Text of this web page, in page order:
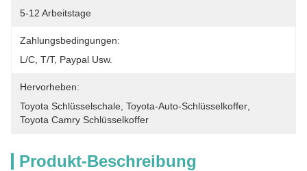
5-12 Arbeitstage
Zahlungsbedingungen:
L/C, T/T, Paypal Usw.
Hervorheben:
Toyota Schlüsselschale Toyota-Auto-Schlüsselkoffer
Toyota Camry Schlüsselkoffer
Produkt-Beschreibung